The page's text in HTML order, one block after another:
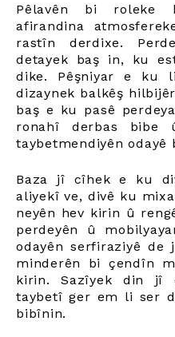
Pêlavên bi
afirandina
rastîn derdixe.
detayek baş in, ku
dike. Pêşniyar e ku
dizaynek balkêş
baş e ku pasê
ronahî derbas bibe
taybetmendiyên odayê
Baza jî cîhek e ku
aliyekî ve, divê ku
neyên hev kirin û
perdeyên û
odayên serfiraziyê
minderên bi çendîn
kirin. Sazîyek din
taybetî ger em li ser
bibînin.